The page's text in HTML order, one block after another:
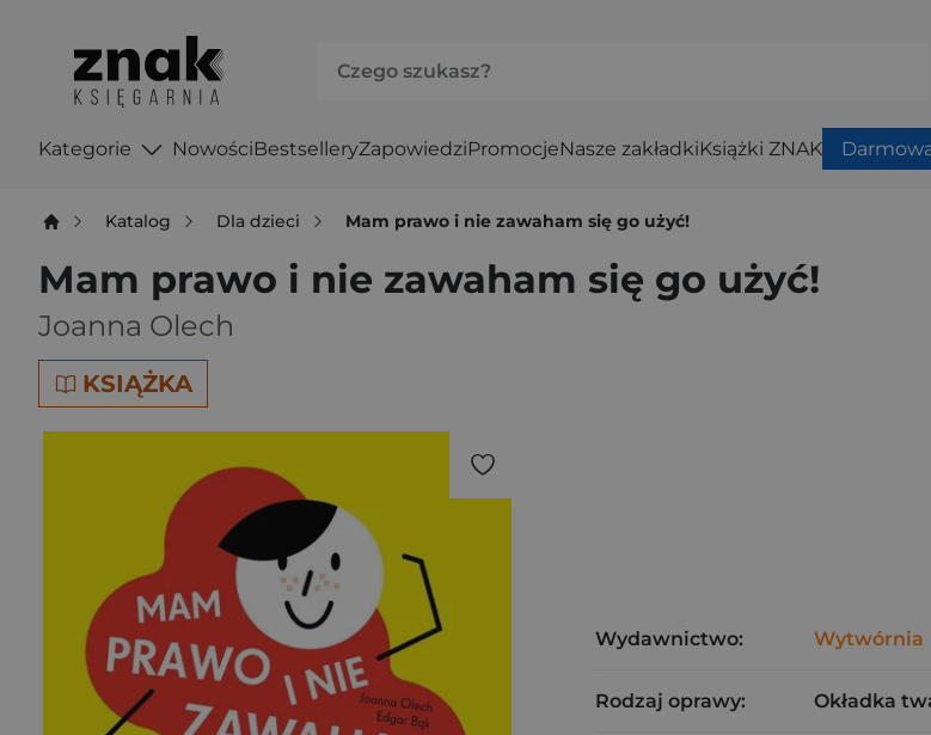
Kategorie NowościBestselleryZapowiedziPromocjeNasze zakładkiKsiążki ZNAK
Katalog Dla dzieci Mam prawo i nie zawaham się go użyć!
Mam prawo i nie zawaham się go użyć!
Joanna Olech
KSIĄŻKA
Wydawnictwo: Wytwórnia
Rodzaj oprawy: Okładka